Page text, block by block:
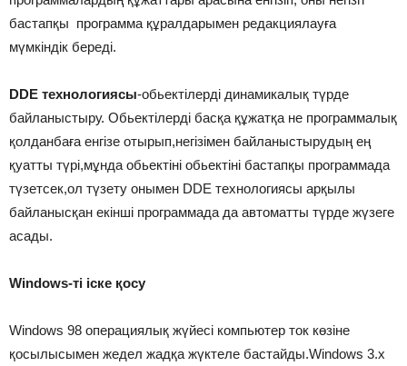
бастапқы программа құралдарымен редакциялауға
мүмкіндік береді.
DDE технологиясы-обьектілерді динамикалық түрде
байланыстыру. Обьектілерді басқа құжатқа не программалық
қолданбаға енгізе отырып,негізімен байланыстырудың ең
қуатты түрі,мұнда обьектіні обьектіні бастапқы программада
түзетсек,ол түзету онымен DDE технологиясы арқылы
байланысқан екінші программада да автоматты түрде жүзеге
асады.
Windows-ті іске қосу
Windows 98 операциялық жүйесі компьютер ток көзіне
қосылысымен жедел жадқа жүктеле бастайды.Windows 3.x